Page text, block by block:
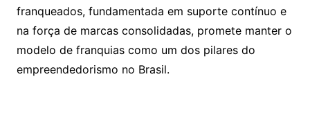
franqueados, fundamentada em suporte contínuo e
na força de marcas consolidadas, promete manter o
modelo de franquias como um dos pilares do
empreendedorismo no Brasil.